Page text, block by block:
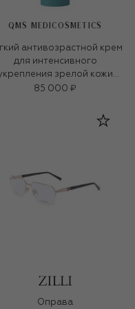
QMS MEDICOSMETICS
антивозрастной крем
для интенсивного
зрелой кожи
«3D-коллаген» (50ml)
85 000 ₽
Оправа